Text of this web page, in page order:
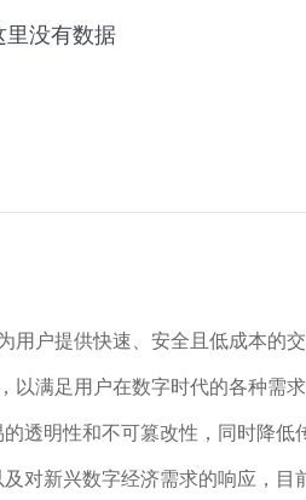
用户提供快速、安全且低成本的
以满足用户在数字时代的各种需
透明性和不可篡改性，同时降低
对新兴数字经济需求的响应，目